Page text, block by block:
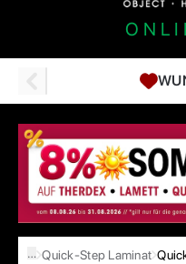
… Quick-Step Laminat